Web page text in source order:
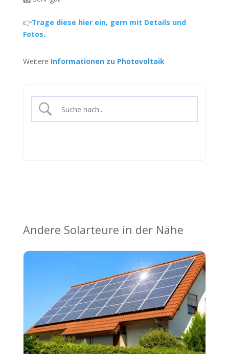
👉Trage diese hier ein, gern mit Details und
Fotos.
Weitere Informationen zu Photovoltaik
Andere Solarteure in der Nähe